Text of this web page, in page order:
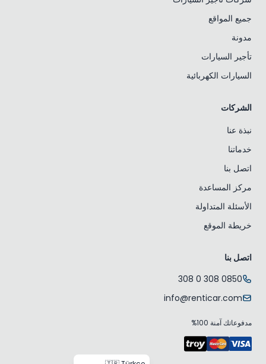
جميع المواقع
مدونة
تأجير السيارات
السيارات الكهربائية
الشركات
نبذة عنا
خدماتنا
اتصل بنا
مركز المساعدة
الأسئلة المتداولة
خريطة الموقع
اتصل بنا
0850 308 0 308
info@renticar.com
مدفوعاتك آمنة 100%